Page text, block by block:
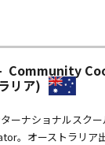
Community
リア)
ーナショナルスク
。オーストラリア出